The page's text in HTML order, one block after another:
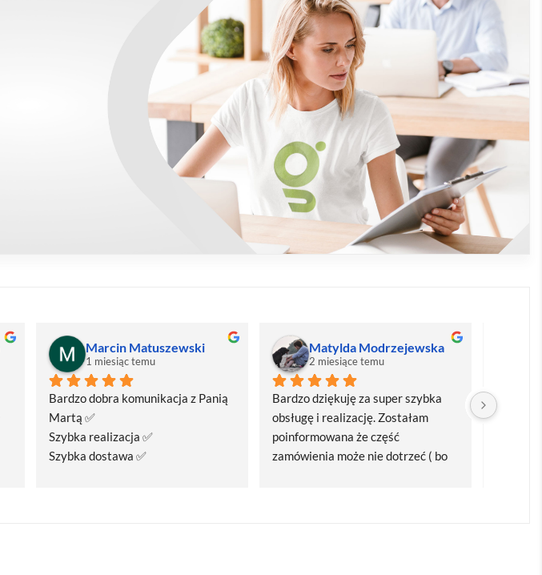
Marcin Matuszewski
1 miesiąc temu
Bardzo dobra komunikacja z Panią
Martą ✅
Szybka realizacja ✅
Szybka dostawa ✅
Matylda Modrzejewska
2 miesiące temu
Bardzo dziękuję za super szybka
obsługę i realizację. Zostałam
poinformowana że część
zamówienia może nie dotrzeć ( bo
Bardzo